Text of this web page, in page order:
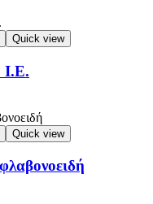
Quick view
I.E.
Quick view